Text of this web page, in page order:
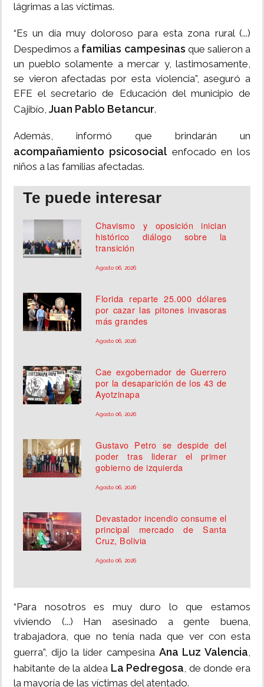
lágrimas a las víctimas.
“Es un día muy doloroso para esta zona rural (...)
Despedimos a familias campesinas que salieron a
un pueblo solamente a mercar y, lastimosamente,
se vieron afectadas por esta violencia”, aseguró a
EFE el secretario de Educación del municipio de
Cajibío, Juan Pablo Betancur.
Además, informó que brindarán un
acompañamiento psicosocialenfocado en los
niños a las familias afectadas.
Te puede interesar
Chavismo y oposición inician
histórico diálogo sobre la
transición
Agosto 06, 2026
Florida reparte 25.000 dólares
por cazar las pitones invasoras
más grandes
Agosto 06, 2026
Cae exgobernador de Guerrero
por la desaparición de los 43 de
Ayotzinapa
Agosto 06, 2026
Gustavo Petro se despide del
poder tras liderar el primer
gobierno de izquierda
Agosto 06, 2026
Devastador incendio consume el
principal mercado de Santa
Cruz, Bolivia
Agosto 06, 2026
“Para nosotros es muy duro lo que estamos
viviendo (...) Han asesinado a gente buena,
trabajadora, que no tenía nada que ver con esta
guerra”, dijo la líder campesina Ana Luz Valencia,
habitante de la aldea La Pedregosa, de donde era
la mayoría de las víctimas del atentado.